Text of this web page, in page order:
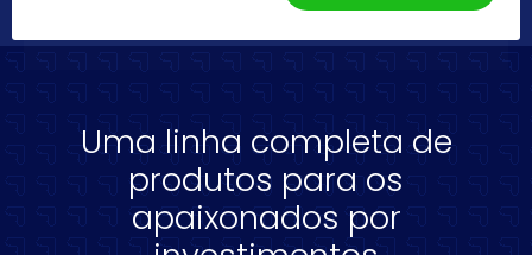
Uma linha completa de
produtos para os
apaixonados por